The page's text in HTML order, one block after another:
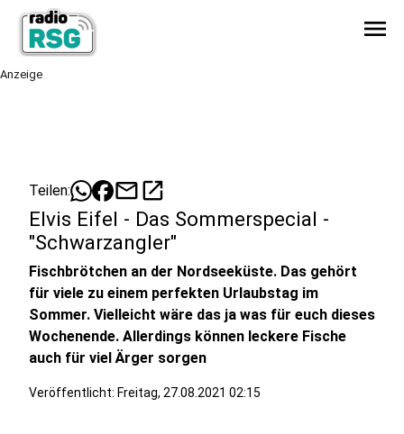
menu
Anzeige
Teilen: mailopen_in_new
Elvis Eifel - Das Sommerspecial -
"Schwarzangler"
Fischbrötchen an der Nordseeküste. Das gehört
für viele zu einem perfekten Urlaubstag im
Sommer. Vielleicht wäre das ja was für euch dieses
Wochenende. Allerdings können leckere Fische
auch für viel Ärger sorgen
Veröffentlicht: Freitag, 27.08.2021 02:15